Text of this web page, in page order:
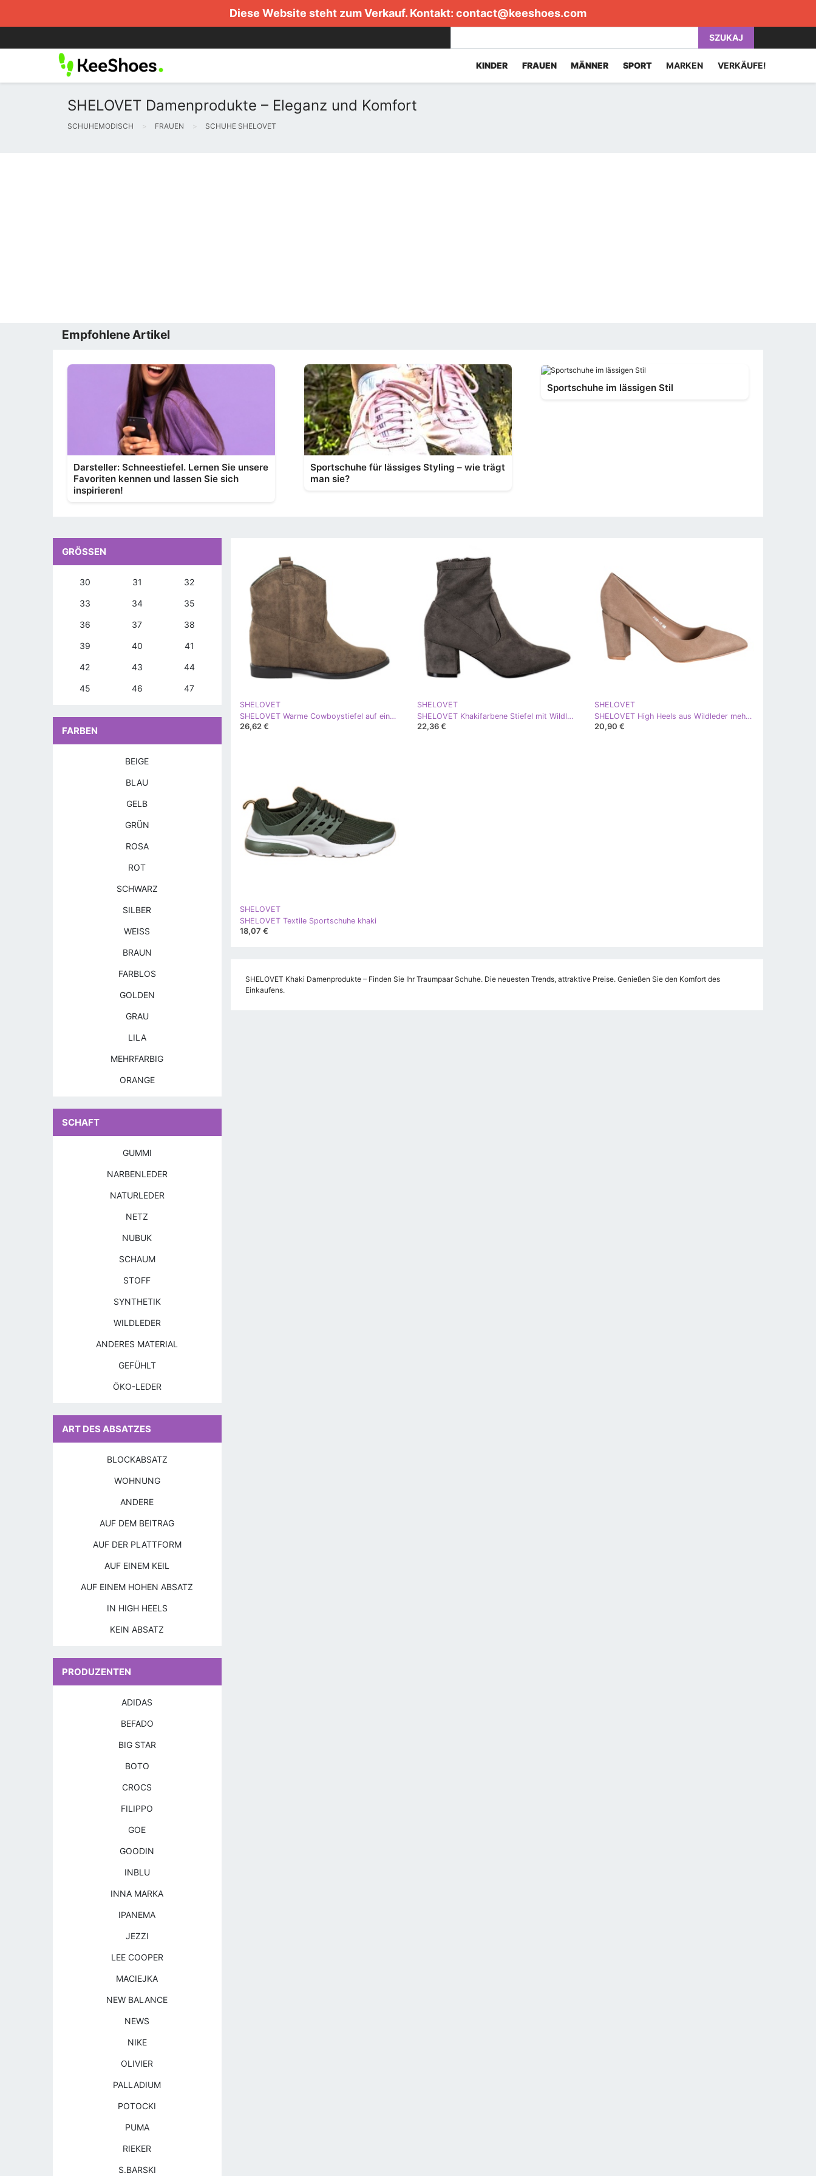
Diese Website steht zum Verkauf. Kontakt: contact@keeshoes.com
SZUKAJ
KINDER FRAUEN MÄNNER SPORT MARKEN VERKÄUFE!
SHELOVET Damenprodukte – Eleganz und Komfort
SCHUHEMODISCH FRAUEN SCHUHE SHELOVET
Empfohlene Artikel
Darsteller: Schneestiefel. Lernen Sie unsere
Favoriten kennen und lassen Sie sich
inspirieren!
Sportschuhe für lässiges Styling – wie trägt
man sie?
Sportschuhe im lässigen Stil
SHELOVET
SHELOVET Warme Cowboystiefel auf einem Keil khaki grün
26,62 €
SHELOVET
SHELOVET Khakifarbene Stiefel mit Wildlederabsatz
22,36 €
SHELOVET
SHELOVET High Heels aus Wildleder mehrfarbig khaki
20,90 €
SHELOVET
SHELOVET Textile Sportschuhe khaki
18,07 €
SHELOVET Khaki Damenprodukte – Finden Sie Ihr Traumpaar Schuhe. Die neuesten Trends, attraktive Preise. Genießen Sie den Komfort des
Einkaufens.
GRÖSSEN
30 31 32
33 34 35
36 37 38
39 40 41
42 43 44
45 46 47
FARBEN
BEIGE
BLAU
GELB
GRÜN
ROSA
ROT
SCHWARZ
SILBER
WEISS
BRAUN
FARBLOS
GOLDEN
GRAU
LILA
MEHRFARBIG
ORANGE
SCHAFT
GUMMI
NARBENLEDER
NATURLEDER
NETZ
NUBUK
SCHAUM
STOFF
SYNTHETIK
WILDLEDER
ANDERES MATERIAL
GEFÜHLT
ÖKO-LEDER
ART DES ABSATZES
BLOCKABSATZ
WOHNUNG
ANDERE
AUF DEM BEITRAG
AUF DER PLATTFORM
AUF EINEM KEIL
AUF EINEM HOHEN ABSATZ
IN HIGH HEELS
KEIN ABSATZ
PRODUZENTEN
ADIDAS
BEFADO
BIG STAR
BOTO
CROCS
FILIPPO
GOE
GOODIN
INBLU
INNA MARKA
IPANEMA
JEZZI
LEE COOPER
MACIEJKA
NEW BALANCE
NEWS
NIKE
OLIVIER
PALLADIUM
POTOCKI
PUMA
RIEKER
S.BARSKI